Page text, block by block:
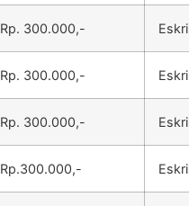
Rp. 300.000,-
Rp. 300.000,-
Rp. 300.000,-
Rp.300.000,-